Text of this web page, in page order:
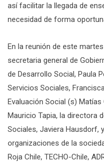
así facilitar la llegada de
necesidad de forma
En la reunión de este
secretaria general de
de Desarrollo Social, Paula
Servicios Sociales,
Evaluación Social (s)
Mauricio Tapia, la directora
Sociales, Javiera Hausdorf,
organizaciones de la
Roja Chile, TECHO-Chile,